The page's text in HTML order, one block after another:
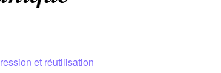
et réutilisation